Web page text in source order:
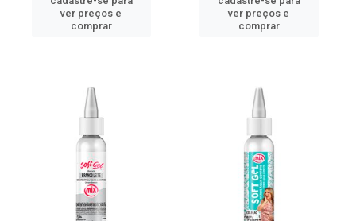
ver preços e
comprar
ver preços e
comprar